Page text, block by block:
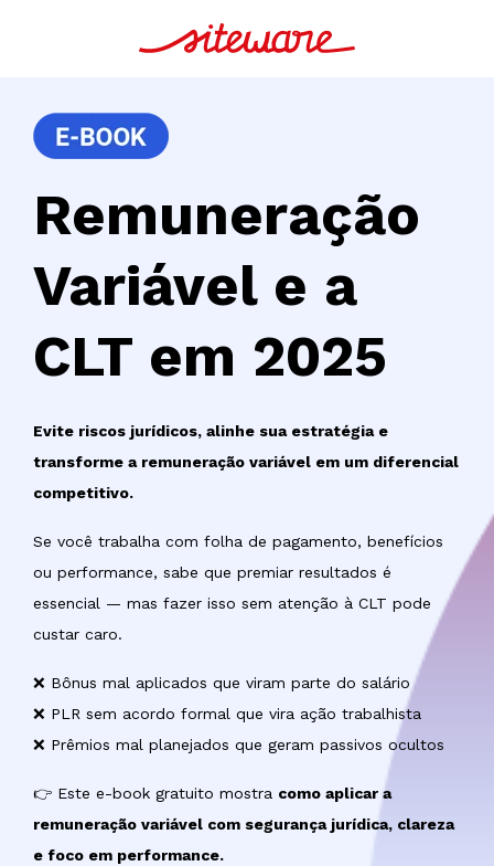
Remuneração
Variável e a
CLT em 2025
Evite riscos jurídicos, alinhe sua estratégia e
transforme a remuneração variável em um diferencial
competitivo.
Se você trabalha com folha de pagamento, benefícios
ou performance, sabe que premiar resultados é
essencial — mas fazer isso sem atenção à CLT pode
custar caro.
❌ Bônus mal aplicados que viram parte do salário
❌ PLR sem acordo formal que vira ação trabalhista
❌ Prêmios mal planejados que geram passivos ocultos
👉 Este e-book gratuito mostra como aplicar a
remuneração variável com segurança jurídica, clareza
e foco em performance.